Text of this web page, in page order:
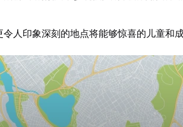
人印象深刻的地点将能够惊喜的儿童和